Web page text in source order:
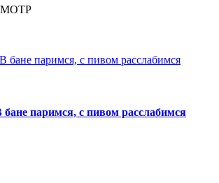
паримся, с пивом расслабимся